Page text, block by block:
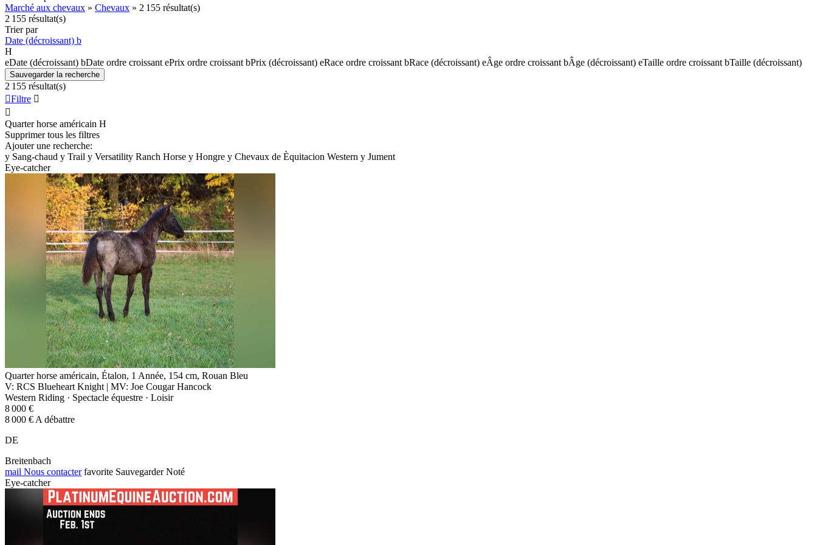
Marché aux chevaux » Chevaux » 2 155 résultat(s)
2 155 résultat(s)
Trier par
Date (décroissant) b
H
eDate (décroissant) bDate ordre croissant ePrix ordre croissant bPrix (décroissant) eRace ordre croissant bRace (décroissant) eÂge ordre croissant bÂge (décroissant) eTaille ordre croissant bTaille (décroissant)
Sauvegarder la recherche
2 155 résultat(s)
Filtre 

Quarter horse américain H
Supprimer tous les filtres
Ajouter une recherche:
y Sang-chaud y Trail y Versatility Ranch Horse y Hongre y Chevaux de Èquitacion Western y Jument
Eye-catcher
Quarter horse américain, Étalon, 1 Année, 154 cm, Rouan Bleu
V: RCS Blueheart Knight | MV: Joe Cougar Hancock
Western Riding · Spectacle équestre · Loisir
8 000 €
8 000 € A débattre
DE
Breitenbach
mail Nous contacter favorite Sauvegarder Noté
Eye-catcher